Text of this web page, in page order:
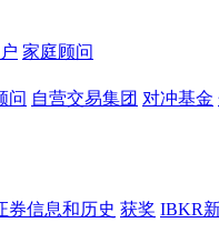
家庭顾问
问 自营交易集团 对冲基金
券信息和历史 获奖 IBKR